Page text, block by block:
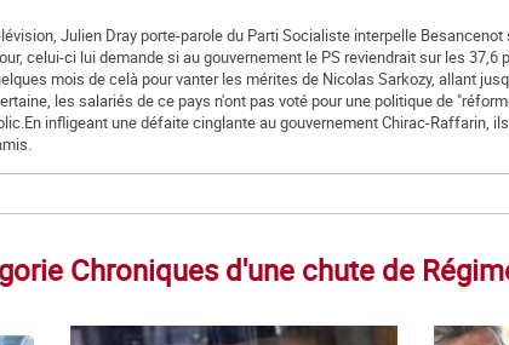
Julien Dray porte-parole du Parti Socialiste interpelle
celui-ci lui demande si au gouvernement le PS reviendrait sur les
mois de celà pour vanter les mérites de Nicolas Sarkozy, allant
les salariés de ce pays n'ont pas voté pour une politique de
infligeant une défaite cinglante au gouvernement Chirac-Raffarin,
Chroniques d'une chute de